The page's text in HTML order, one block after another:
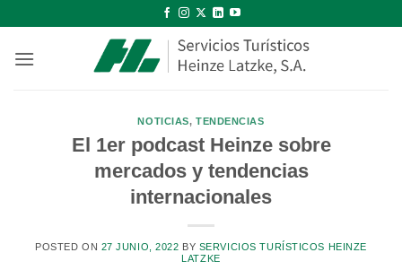
contenido
NOTICIAS, TENDENCIAS
El 1er podcast Heinze sobre
mercados y tendencias
internacionales
POSTED ON 27 JUNIO, 2022 BY SERVICIOS TURÍSTICOS HEINZE
LATZKE